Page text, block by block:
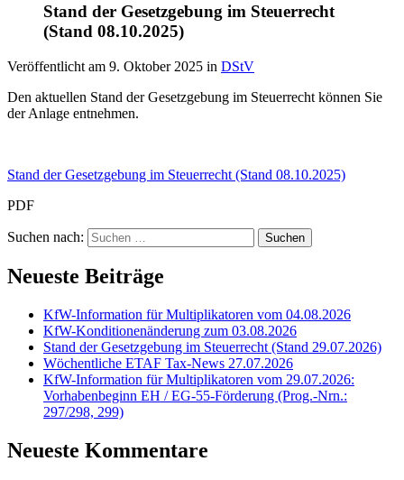
Stand der Gesetzgebung im Steuerrecht
(Stand 08.10.2025)
Veröffentlicht am 9. Oktober 2025 in DStV
Den aktuellen Stand der Gesetzgebung im Steuerrecht können Sie
der Anlage entnehmen.
Stand der Gesetzgebung im Steuerrecht (Stand 08.10.2025)
PDF
Suchen nach:
Neueste Beiträge
KfW-Information für Multiplikatoren vom 04.08.2026
KfW-Konditionenänderung zum 03.08.2026
Stand der Gesetzgebung im Steuerrecht (Stand 29.07.2026)
Wöchentliche ETAF Tax-News 27.07.2026
KfW-Information für Multiplikatoren vom 29.07.2026:
Vorhabenbeginn EH / EG-55-Förderung (Prog.-Nrn.:
297/298, 299)
Neueste Kommentare